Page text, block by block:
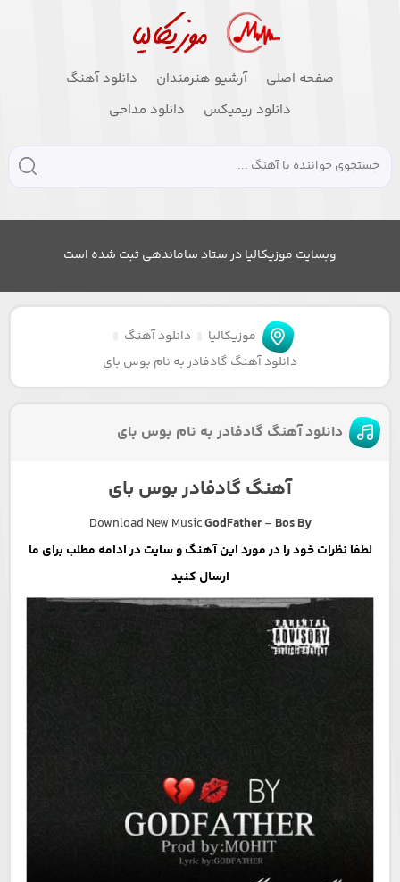
صفحه اصلی آرشیو هنرمندان
دانلود آهنگ
دانلود ریمیکس
دانلود مداحی
وبسایت موزیکالیا در ستاد ساماندهی ثبت شده است
موزیکالیا
دانلود آهنگ
دانلود آهنگ گادفادر به نام بوس بای
دانلود آهنگ گادفادر به نام بوس بای
آهنگ گادفادر بوس بای
Download New MusicGodFather– Bos By
لطفا نظرات خود را در مورد این آهنگ و سایت در ادامه مطلب برای ما
ارسال کنید